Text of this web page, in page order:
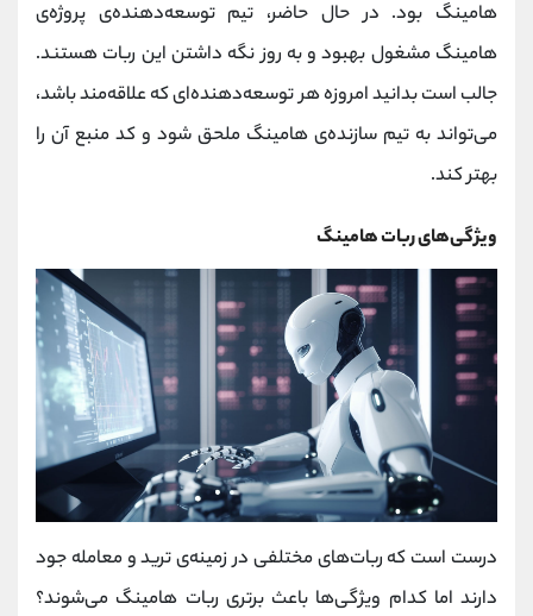
هامینگ بود. در حال حاضر، تیم توسعه‌دهنده‌ی پروژه‌ی
هامینگ مشغول بهبود و به‌ روز نگه داشتن این ربات هستند.
جالب است بدانید امروزه هر توسعه‌دهنده‌ای که علاقه‌مند باشد،
می‌تواند به تیم سازنده‌ی هامینگ ملحق شود و کد منبع آن را
بهتر کند.
ویژگی‌های ربات هامینگ
درست است که ربات‌های مختلفی در زمینه‌ی ترید و معامله جود
دارند اما کدام ویژگی‌ها باعث برتری ربات هامینگ می‌شوند؟